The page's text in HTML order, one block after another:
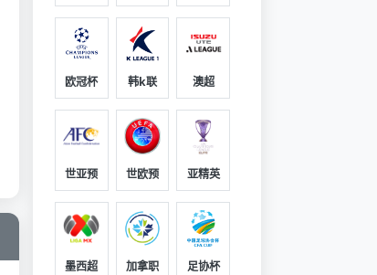
欧冠杯 韩k联 澳超
世亚预 世欧预 亚精英
墨西超 加拿职 足协杯